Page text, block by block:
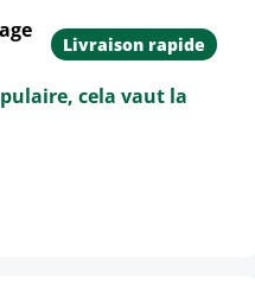
Livraison rapide
cela vaut la
produit